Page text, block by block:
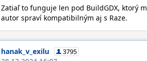
Zatiaľ to funguje len pod BuildGDX, ktorý
autor spraví kompatibilným aj s Raze.
hanak_v_exilu 3795